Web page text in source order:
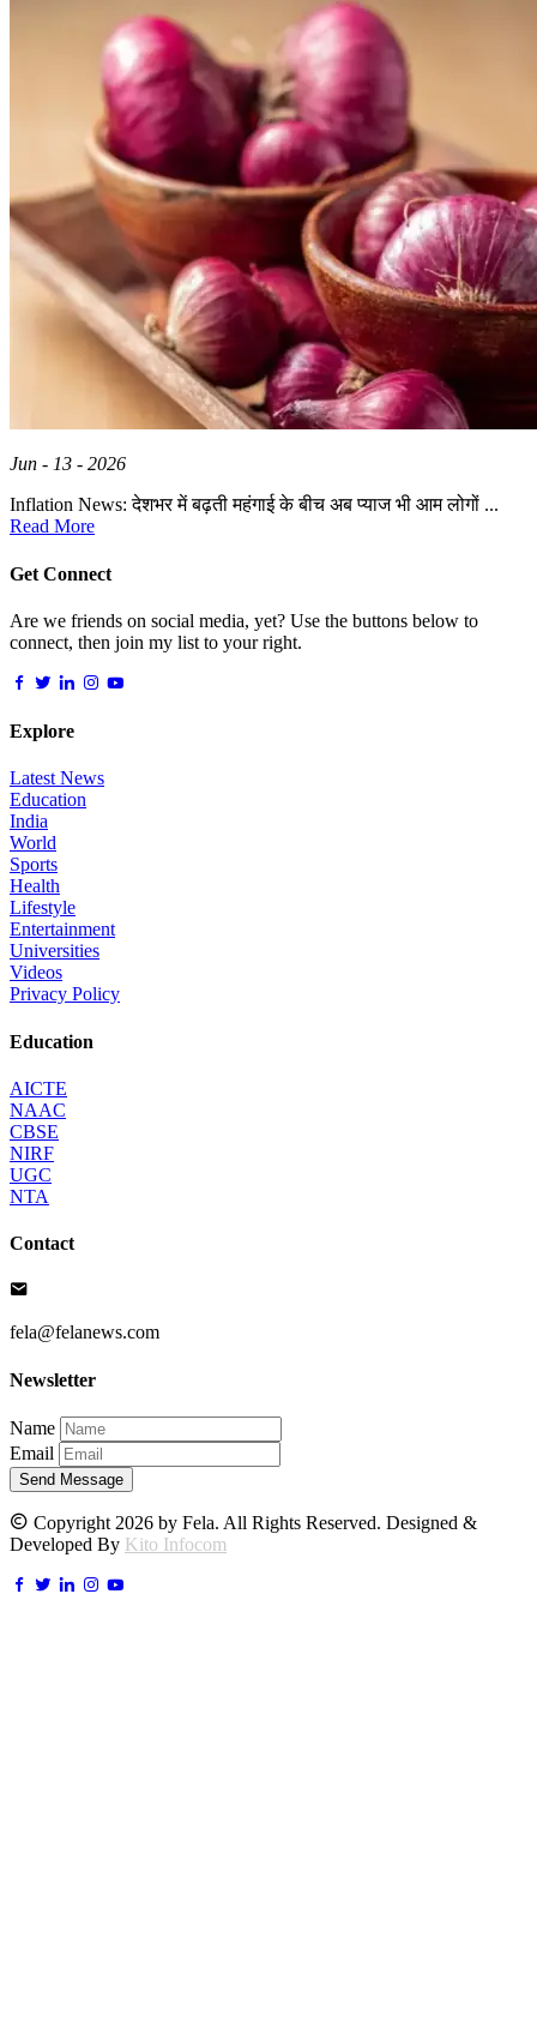
Jun - 13 - 2026
Inflation News: देशभर में बढ़ती महंगाई के बीच अब प्याज भी आम लोगों ...
Read More
Get Connect
Are we friends on social media, yet? Use the buttons below to
connect, then join my list to your right.
Explore
Latest News
Education
India
World
Sports
Health
Lifestyle
Entertainment
Universities
Videos
Privacy Policy
Education
AICTE
NAAC
CBSE
NIRF
UGC
NTA
Contact
fela@felanews.com
Newsletter
Name
Email
Send Message
Copyright 2026 by Fela. All Rights Reserved. Designed &
Developed By Kito Infocom